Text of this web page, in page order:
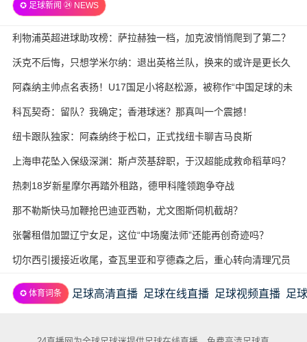
✪ 足球新闻 ㉔ NEWS
利物浦英超进球助攻榜：萨拉赫独一档，加克波悄悄爬到了第二？
沃克不后悔，只想学米尔纳：退出英格兰队，换来的或许是更长久
的职业生涯
阿森纳主帅点名表扬！U17国足小将赵松源，被称作“中国足球的未
来”
科瓦契奇：留队？我确定；香港球迷？那真叫一个震撼！
纽卡跟队独家：阿森纳终于松口，正式找纽卡聊吉马良斯
上海申花坠入保级深渊：斯卢茨基辞职，于汉超能成救命稻草吗？
热刺18岁新星摩尔再踏外租路，德甲科隆领跑争夺战
那不勒斯快马加鞭抢巴迪亚西勒，尤文图斯伺机截胡？
张馨租借加盟辽宁女足，这位“中场魔法师”还能再创奇迹吗？
切尔西引援接近收尾，查瓦里亚和亨德森之后，重心转向清理冗员
✪ 体育词条 足球高清直播 足球在线直播 足球视频直播 足